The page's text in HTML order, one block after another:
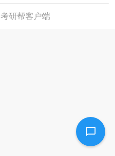
考研帮客户端